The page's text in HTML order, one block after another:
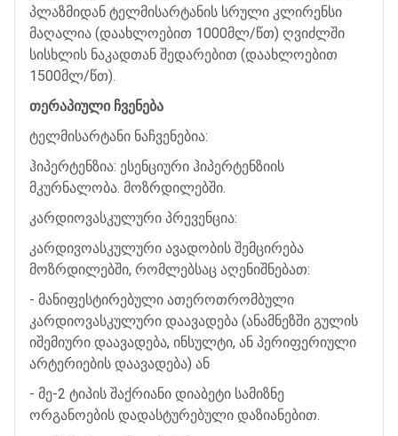
პლაზმიდან ტელმისარტანის სრული კლირენსი
მაღალია (დაახლოებით 1000მლ/წთ) ღვიძლში
სისხლის ნაკადთან შედარებით (დაახლოებით
1500მლ/წთ).
თერაპიული ჩვენება
ტელმისარტანი ნაჩვენებია:
ჰიპერტენზია: ესენციური ჰიპერტენზიის
მკურნალობა. მოზრდილებში.
კარდიოვასკულური პრევენცია:
კარდივოასკულური ავადობის შემცირება
მოზრდილებში, რომლებსაც აღენიშნებათ:
- მანიფესტირებული ათეროთრომბული
კარდიოვასკულური დაავადება (ანამნეზში გულის
იშემიური დაავადება, ინსულტი, ან პერიფერიული
არტერიების დაავადება) ან
- მე-2 ტიპის შაქრიანი დიაბეტი სამიზნე
ორგანოების დადასტურებული დაზიანებით.